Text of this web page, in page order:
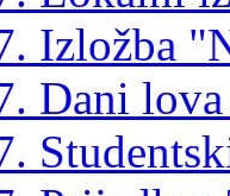
Izložba
Dani